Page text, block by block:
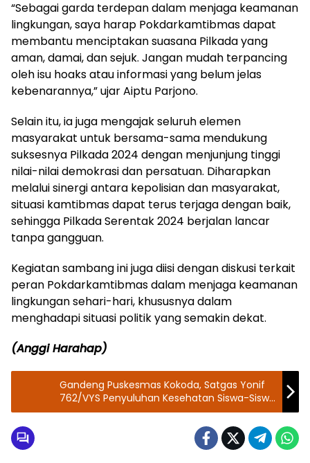
“Sebagai garda terdepan dalam menjaga keamanan
lingkungan, saya harap Pokdarkamtibmas dapat
membantu menciptakan suasana Pilkada yang
aman, damai, dan sejuk. Jangan mudah terpancing
oleh isu hoaks atau informasi yang belum jelas
kebenarannya,” ujar Aiptu Parjono.
Selain itu, ia juga mengajak seluruh elemen
masyarakat untuk bersama-sama mendukung
suksesnya Pilkada 2024 dengan menjunjung tinggi
nilai-nilai demokrasi dan persatuan. Diharapkan
melalui sinergi antara kepolisian dan masyarakat,
situasi kamtibmas dapat terus terjaga dengan baik,
sehingga Pilkada Serentak 2024 berjalan lancar
tanpa gangguan.
Kegiatan sambang ini juga diisi dengan diskusi terkait
peran Pokdarkamtibmas dalam menjaga keamanan
lingkungan sehari-hari, khususnya dalam
menghadapi situasi politik yang semakin dekat.
(Anggi Harahap)
Gandeng Puskesmas Kokoda, Satgas Yonif
762/VYS Penyuluhan Kesehatan Siswa-Siswi
di Madrasah Ibtidaiyah Negeri 1 Kokoda